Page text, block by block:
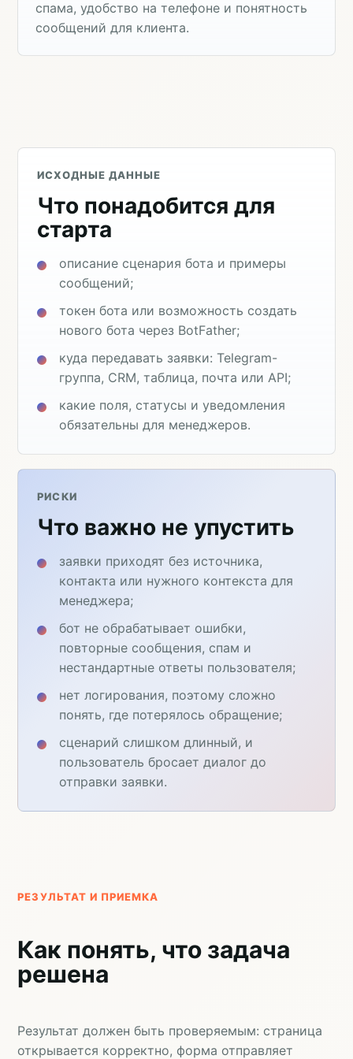
спама, удобство на телефоне и понятность
сообщений для клиента.
ИСХОДНЫЕ ДАННЫЕ
Что понадобится для
старта
описание сценария бота и примеры
сообщений;
токен бота или возможность создать
нового бота через BotFather;
куда передавать заявки: Telegram-
группа, CRM, таблица, почта или API;
какие поля, статусы и уведомления
обязательны для менеджеров.
РИСКИ
Что важно не упустить
заявки приходят без источника,
контакта или нужного контекста для
менеджера;
бот не обрабатывает ошибки,
повторные сообщения, спам и
нестандартные ответы пользователя;
нет логирования, поэтому сложно
понять, где потерялось обращение;
сценарий слишком длинный, и
пользователь бросает диалог до
отправки заявки.
РЕЗУЛЬТАТ И ПРИЕМКА
Как понять, что задача
решена
Результат должен быть проверяемым: страница
открывается корректно, форма отправляет